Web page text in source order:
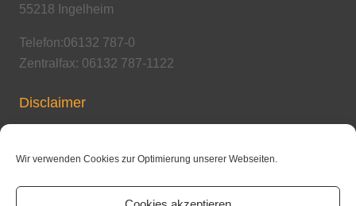
Wir verwenden Cookies zur Optimierung unserer Webseiten.
55218 Ingelheim
Telefon:06132 787-0
Zentralfax: 06132 787-1122
Disclaimer
Copyright / Urheberrecht